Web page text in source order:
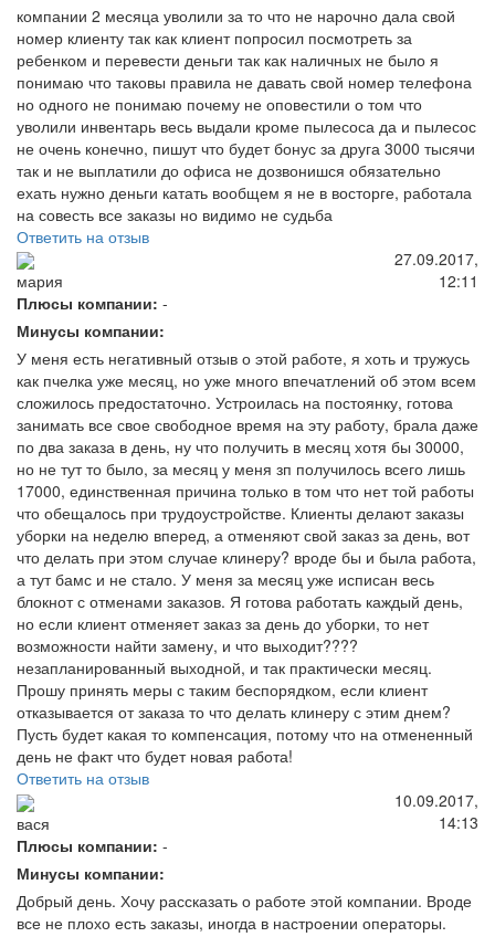
компании 2 месяца уволили за то что не нарочно дала свой
номер клиенту так как клиент попросил посмотреть за
ребенком и перевести деньги так как наличных не было я
понимаю что таковы правила не давать свой номер телефона
но одного не понимаю почему не оповестили о том что
уволили инвентарь весь выдали кроме пылесоса да и пылесос
не очень конечно, пишут что будет бонус за друга 3000 тысячи
так и не выплатили до офиса не дозвонишся обязательно
ехать нужно деньги катать вообщем я не в восторге, работала
на совесть все заказы но видимо не судьба
Ответить на отзыв
мария
27.09.2017,
12:11
Плюсы компании: -
Минусы компании:
У меня есть негативный отзыв о этой работе, я хоть и тружусь
как пчелка уже месяц, но уже много впечатлений об этом всем
сложилось предостаточно. Устроилась на постоянку, готова
занимать все свое свободное время на эту работу, брала даже
по два заказа в день, ну что получить в месяц хотя бы 30000,
но не тут то было, за месяц у меня зп получилось всего лишь
17000, единственная причина только в том что нет той работы
что обещалось при трудоустройстве. Клиенты делают заказы
уборки на неделю вперед, а отменяют свой заказ за день, вот
что делать при этом случае клинеру? вроде бы и была работа,
а тут бамс и не стало. У меня за месяц уже исписан весь
блокнот с отменами заказов. Я готова работать каждый день,
но если клиент отменяет заказ за день до уборки, то нет
возможности найти замену, и что выходит????
незапланированный выходной, и так практически месяц.
Прошу принять меры с таким беспорядком, если клиент
отказывается от заказа то что делать клинеру с этим днем?
Пусть будет какая то компенсация, потому что на отмененный
день не факт что будет новая работа!
Ответить на отзыв
вася
10.09.2017,
14:13
Плюсы компании: -
Минусы компании:
Добрый день. Хочу рассказать о работе этой компании. Вроде
все не плохо есть заказы, иногда в настроении операторы.